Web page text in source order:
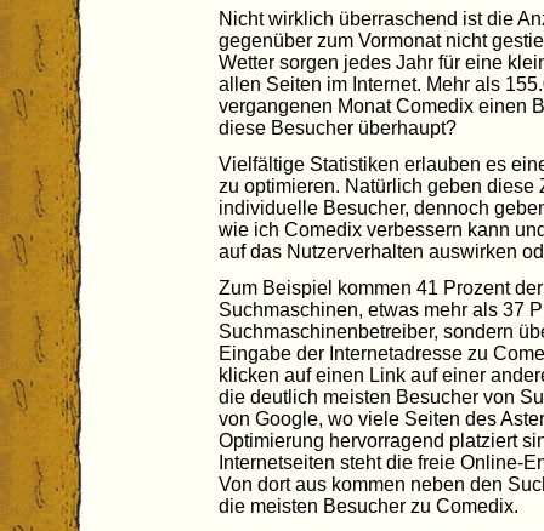
Nicht wirklich überraschend ist die
gegenüber zum Vormonat nicht
Wetter sorgen jedes Jahr für eine
allen Seiten im Internet. Mehr als
vergangenen Monat Comedix einen
diese Besucher überhaupt?
Vielfältige Statistiken erlauben es
zu optimieren. Natürlich geben
individuelle Besucher, dennoch
wie ich Comedix verbessern kann
auf das Nutzerverhalten auswirken
Zum Beispiel kommen 41 Prozent
Suchmaschinen, etwas mehr als 37
Suchmaschinenbetreiber, sondern
Eingabe der Internetadresse zu
klicken auf einen Link auf einer
die deutlich meisten Besucher von
von Google, wo viele Seiten des
Optimierung hervorragend platziert
Internetseiten steht die freie Online-
Von dort aus kommen neben den
die meisten Besucher zu Comedix.